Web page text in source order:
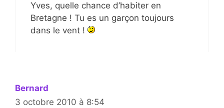
Yves, quelle chance d’habiter en
Bretagne ! Tu es un garçon toujours
dans le vent !
Bernard
3 octobre 2010 à 8:54